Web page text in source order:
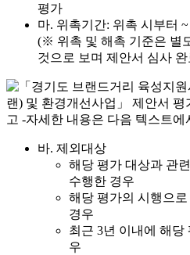
평가
마. 위촉기간: 위촉 시부터
(※ 위촉 및 해촉 기준은 별
것으로 보며 제안서 심사
바. 제외대상
해당 평가 대상과 관
수행한 경우
해당 평가의 시행으
경우
최근 3년 이내에 해당
우